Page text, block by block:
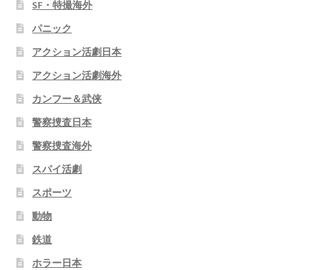
SF・特撮海外
パニック
アクション活劇日本
アクション活劇海外
カンフー＆武侠
警察捜査日本
警察捜査海外
スパイ活劇
スポーツ
動物
鉄道
ホラー日本